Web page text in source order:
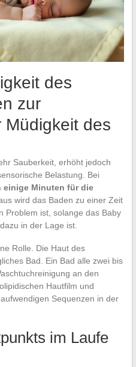
des
zur
Müdigkeit des
Sauberkeit, erhöht jedoch
Belastung. Bei
einige Minuten für die
wird das Baden zu einer Zeit
Problem ist, solange das Baby
in der Lage ist.
Rolle. Die Haut des
Bad. Ein Bad alle zwei bis
an den
Hautfilm und
Sequenzen in der
im Laufe